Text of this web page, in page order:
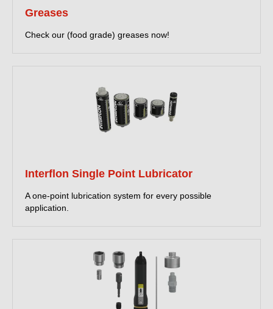
Greases
Check our (food grade) greases now!
Interflon Single Point Lubricator
A one-point lubrication system for every possible
application.